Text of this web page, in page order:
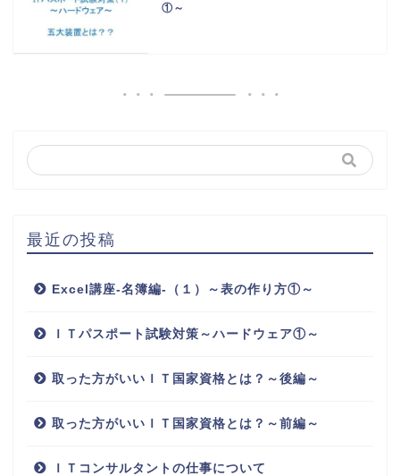
①～
最近の投稿
Excel講座-名簿編-（１）～表の作り方①～
ＩＴパスポート試験対策～ハードウェア①～
取った方がいいＩＴ国家資格とは？～後編～
取った方がいいＩＴ国家資格とは？～前編～
ＩＴコンサルタントの仕事について